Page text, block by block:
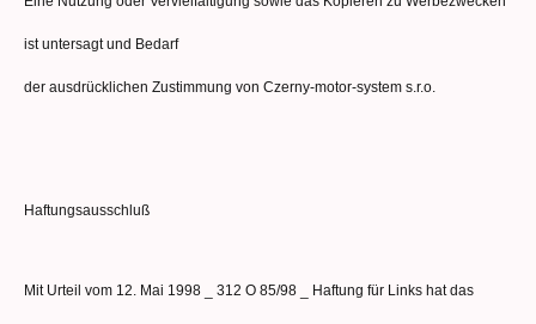
ist untersagt und Bedarf
der ausdrücklichen Zustimmung von Czerny-motor-system s.r.o.
Haftungsausschluß
Mit Urteil vom 12. Mai 1998 _ 312 O 85/98 _ Haftung für Links hat das